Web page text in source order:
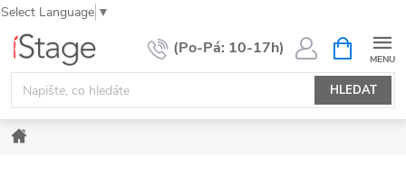
Select Language ▼
Přejít
obsah
HLEDAT
NÁKUPNÍ
KOŠÍK